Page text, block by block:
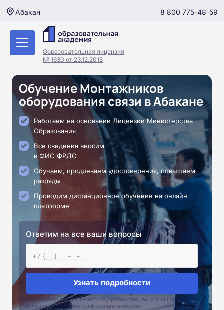
Абакан 8 800 775-48-59
Образовательная лицензия
№ 1630 от 23.12.2015
Обучение Монтажников
оборудования связи в Абакане
Работаем на основании Лицензии Министерства
Образования
Все сведения вносим
в ФИС ФРДО
Обучаем, продлеваем удостоверения, повышаем
разряды
Проводим дистанционное обучение на онлайн
платформе
Ответим на все ваши вопросы
Узнать подробности
Нажимая на кнопку «Узнать подробности», вы соглашаетесь с
условиями политики конфиденциальностии